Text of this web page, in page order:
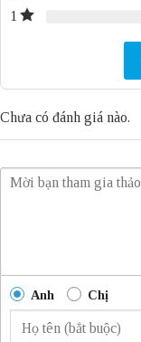
1
Chưa có đánh giá nào.
Anh Chị